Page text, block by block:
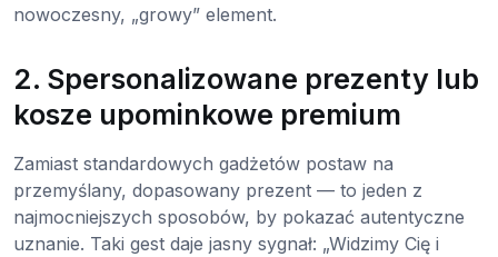
nowoczesny, „growy” element.
2. Spersonalizowane prezenty lub
kosze upominkowe premium
Zamiast standardowych gadżetów postaw na
przemyślany, dopasowany prezent — to jeden z
najmocniejszych sposobów, by pokazać autentyczne
uznanie. Taki gest daje jasny sygnał: „Widzimy Cię i